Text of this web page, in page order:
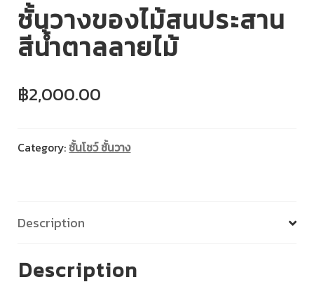
ชั้นวางของไม้สนประสาน
สีน้ำตาลลายไม้
฿2,000.00
Category: ชั้นโชว์ ชั้นวาง
Description
Description